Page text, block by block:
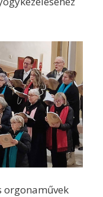
orgonaművek